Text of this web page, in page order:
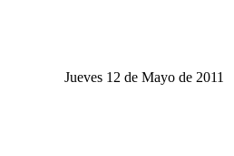
Jueves 12 de Mayo de 2011